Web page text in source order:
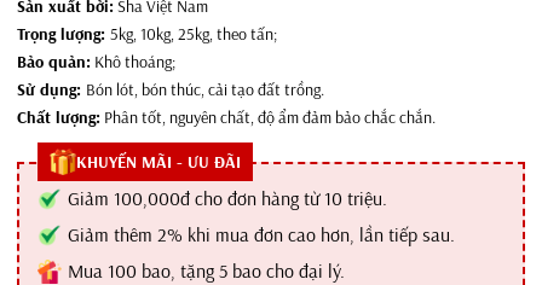
Sản xuất bởi: Sha Việt Nam
Trọng lượng: 5kg, 10kg, 25kg, theo tấn;
Bảo quản: Khô thoáng;
Sử dụng: Bón lót, bón thúc, cải tạo đất trồng.
Chất lượng: Phân tốt, nguyên chất, độ ẩm đảm bảo chắc chắn.
KHUYẾN MÃI - ƯU ĐÃI
Giảm 100,000đ cho đơn hàng từ 10 triệu.
Giảm thêm 2% khi mua đơn cao hơn, lần tiếp sau.
Mua 100 bao, tặng 5 bao cho đại lý.